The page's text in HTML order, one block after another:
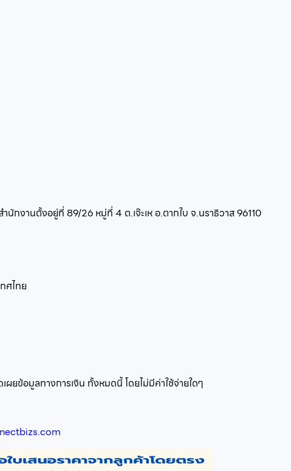
ำนักงานตั้งอยู่ที่ 89/26 หมู่ที่ 4 ต.เจ๊ะเห อ.ตากใบ จ.นราธิวาส 96110
ศไทย
ข้อมูลทางการเงิน ทั้งหมดนี้ โดยไม่มีค่าใช้จ่ายใดๆ